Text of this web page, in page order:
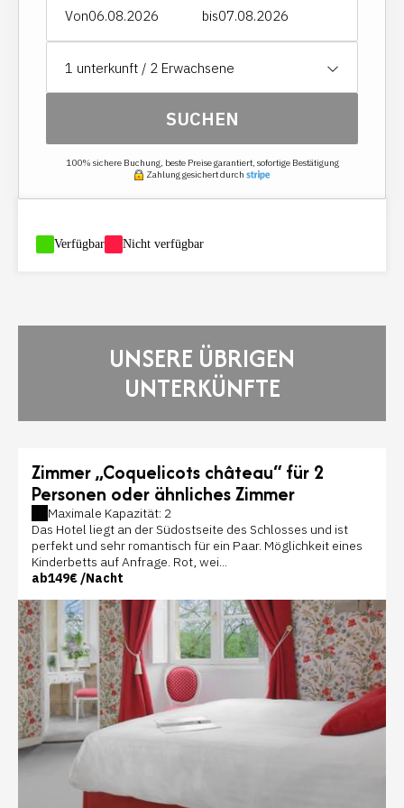
Siehe Abschnitt HAUSHALTSOPTION.
Von bis
1 unterkunft / 2 Erwachsene
SUCHEN
100% sichere Buchung, beste Preise garantiert, sofortige Bestätigung
Zahlung gesichert durch
Verfügbar Nicht verfügbar
UNSERE ÜBRIGEN
UNTERKÜNFTE
Zimmer „Coquelicots château“ für 2
Personen oder ähnliches Zimmer
Maximale Kapazität: 2
Das Hotel liegt an der Südostseite des Schlosses und ist
perfekt und sehr romantisch für ein Paar. Möglichkeit eines
Kinderbetts auf Anfrage. Rot, wei...
ab149€ /Nacht